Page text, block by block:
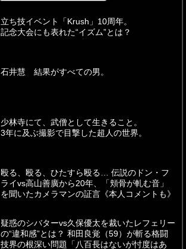
立ち技イベント「Krush」10周年。
記念大会にも表れた“イズム”とは？
石井慧 結果がすべての男。
少林寺にて、武僧として生きること。
3年に及ぶ撮影で目撃した超人の世界。
殴る、殴る、ひたすら殴る… 伝説のドン・フ
ライvs高山善廣から20年、「頬骨が軋む音」
を聞いたカメラマンの証言《本人コメントも》
疑惑のシバターvs久保優太を裁いたレフェリー
の“違和感”とは？ 和田良覚（59）が斬る格闘
技界の根深い問題「八百長はないが忖度はあ